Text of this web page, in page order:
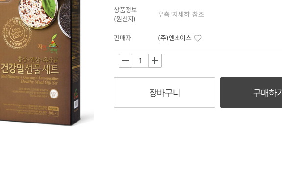
상품정보
(원산지)
우측 '자세히' 참조
판매자 (주)엔초이스
+
장바구니 구매하기